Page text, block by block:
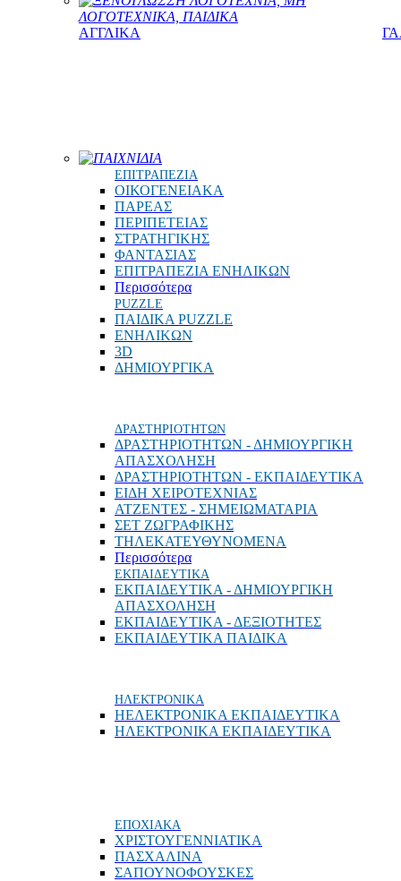
ΛΟΓΟΤΕΧΝΙΚΑ, ΠΑΙΔΙΚΑ
ΑΓΓΛΙΚΑ
ΠΑΙΧΝΙΔΙΑ
ΕΠΙΤΡΑΠΕΖΙΑ
ΟΙΚΟΓΕΝΕΙΑΚΑ
ΠΑΡΕΑΣ
ΠΕΡΙΠΕΤΕΙΑΣ
ΣΤΡΑΤΗΓΙΚΗΣ
ΦΑΝΤΑΣΙΑΣ
ΕΠΙΤΡΑΠΕΖΙΑ ΕΝΗΛΙΚΩΝ
Περισσότερα
PUZZLE
ΠΑΙΔΙΚΑ PUZZLE
ΕΝΗΛΙΚΩΝ
3D
ΔΗΜΙΟΥΡΓΙΚΑ
ΔΡΑΣΤΗΡΙΟΤΗΤΩΝ
ΔΡΑΣΤΗΡΙΟΤΗΤΩΝ - ΔΗΜΙΟΥΡΓΙΚΗ
ΑΠΑΣΧΟΛΗΣΗ
ΔΡΑΣΤΗΡΙΟΤΗΤΩΝ - ΕΚΠΑΙΔΕΥΤΙΚΑ
ΕΙΔΗ ΧΕΙΡΟΤΕΧΝΙΑΣ
ΑΤΖΕΝΤΕΣ - ΣΗΜΕΙΩΜΑΤΑΡΙΑ
ΣΕΤ ΖΩΓΡΑΦΙΚΗΣ
ΤΗΛΕΚΑΤΕΥΘΥΝΟΜΕΝΑ
Περισσότερα
ΕΚΠΑΙΔΕΥΤΙΚΑ
ΕΚΠΑΙΔΕΥΤΙΚΑ - ΔΗΜΙΟΥΡΓΙΚΗ
ΑΠΑΣΧΟΛΗΣΗ
ΕΚΠΑΙΔΕΥΤΙΚΑ - ΔΕΞΙΟΤΗΤΕΣ
ΕΚΠΑΙΔΕΥΤΙΚΑ ΠΑΙΔΙΚΑ
ΗΛΕΚΤΡΟΝΙΚΑ
ΗΕΛΕΚΤΡΟΝΙΚΑ ΕΚΠΑΙΔΕΥΤΙΚΑ
ΗΛΕΚΤΡΟΝΙΚΑ ΕΚΠΑΙΔΕΥΤΙΚΑ
ΕΠΟΧΙΑΚΑ
ΧΡΙΣΤΟΥΓΕΝΝΙΑΤΙΚΑ
ΠΑΣΧΑΛΙΝΑ
ΣΑΠΟΥΝΟΦΟΥΣΚΕΣ